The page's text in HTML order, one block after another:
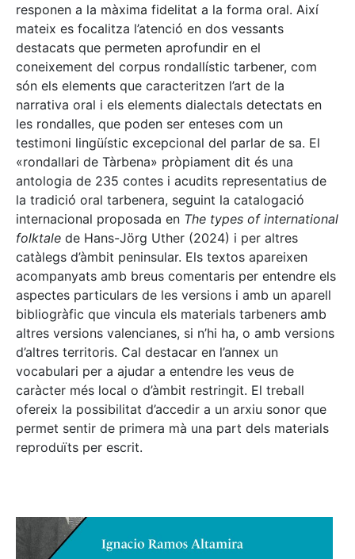
responen a la màxima fidelitat a la forma oral. Així
mateix es focalitza l’atenció en dos vessants
destacats que permeten aprofundir en el
coneixement del corpus rondallístic tarbener, com
són els elements que caracteritzen l’art de la
narrativa oral i els elements dialectals detectats en
les rondalles, que poden ser enteses com un
testimoni lingüístic excepcional del parlar de sa. El
«rondallari de Tàrbena» pròpiament dit és una
antologia de 235 contes i acudits representatius de
la tradició oral tarbenera, seguint la catalogació
internacional proposada en The types of international
folktale de Hans-Jörg Uther (2024) i per altres
catàlegs d’àmbit peninsular. Els textos apareixen
acompanyats amb breus comentaris per entendre els
aspectes particulars de les versions i amb un aparell
bibliogràfic que vincula els materials tarbeners amb
altres versions valencianes, si n’hi ha, o amb versions
d’altres territoris. Cal destacar en l’annex un
vocabulari per a ajudar a entendre les veus de
caràcter més local o d’àmbit restringit. El treball
ofereix la possibilitat d’accedir a un arxiu sonor que
permet sentir de primera mà una part dels materials
reproduïts per escrit.